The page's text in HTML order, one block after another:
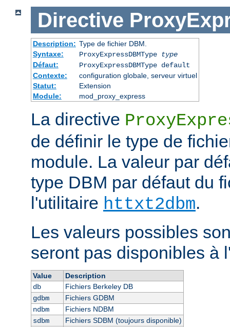
Directive
Description: Type de fichier DBM.
Syntaxe:
ProxyExpressDBMType
type
Défaut:
ProxyExpressDBMType default
Contexte:
configuration globale, serveur virtuel
Statut:
Extension
Module:
mod_proxy_express
La directive
de définir le type de
module. La valeur par
type DBM par défaut du
l'utilitaire httxt2dbm.
Les valeurs possibles
seront pas disponibles à
Value
Description
db
Fichiers Berkeley DB
gdbm
Fichiers GDBM
ndbm
Fichiers NDBM
sdbm
Fichiers SDBM (toujours disponible)